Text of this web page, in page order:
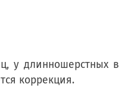
длинношерстных в
коррекция.